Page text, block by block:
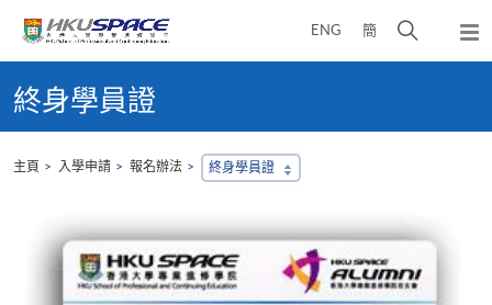
ENG 簡
開
彈
出
單
content
start終身學員證
主頁 入學申請 報名辦法 終身學員證